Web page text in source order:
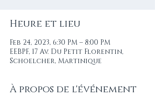
Heure et lieu
Feb 24, 2023, 6:30 PM – 8:00 PM
EEBPF, 17 Av. Du Petit Florentin,
Schoelcher, Martinique
À propos de l'événement